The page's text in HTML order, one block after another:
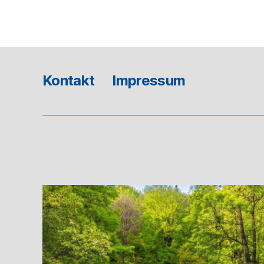
Kontakt Impressum